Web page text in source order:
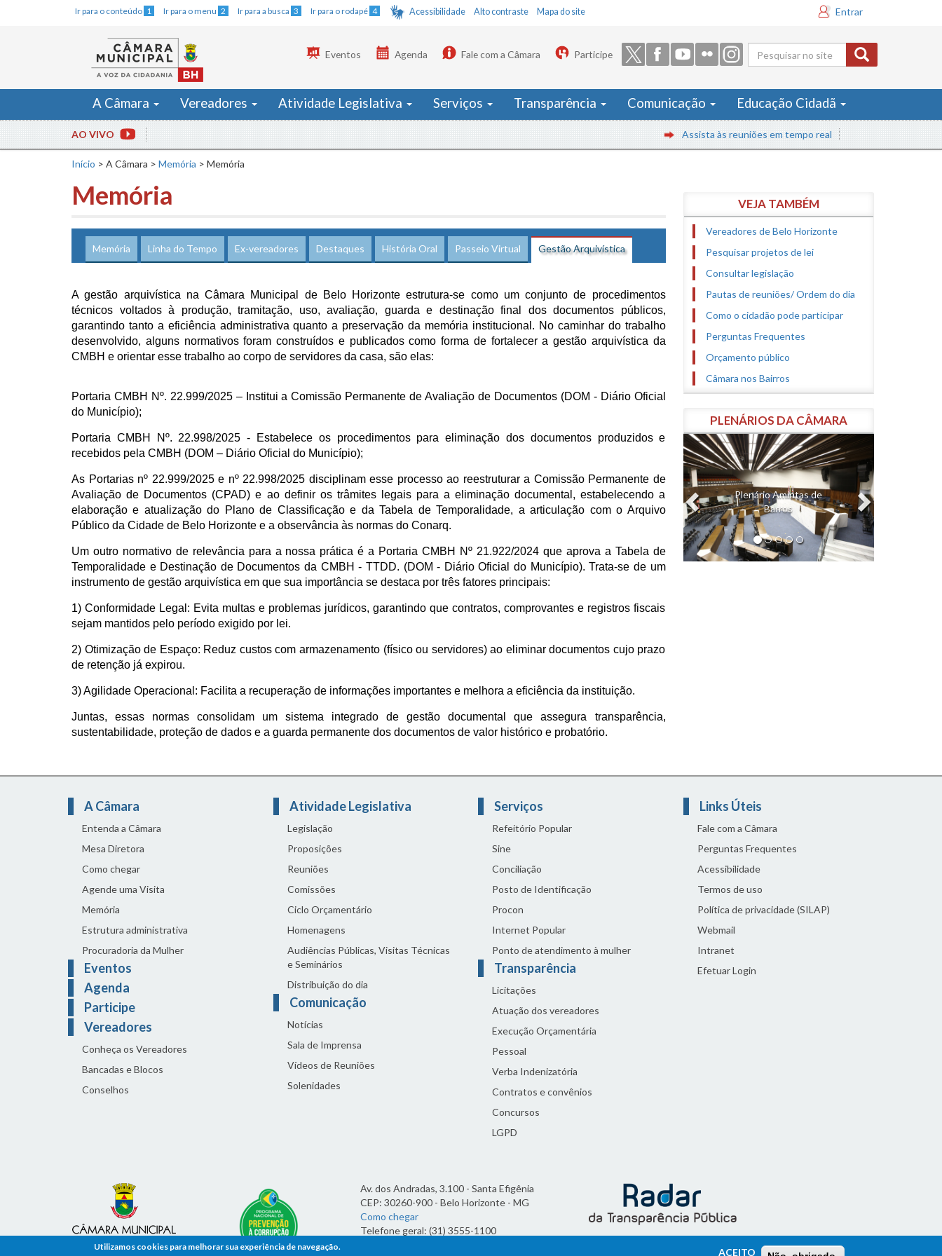
Ir para o conteúdo 1 Ir para o menu 2 Ir para a busca 3 Ir para o rodapé 4 Acessibilidade Alto contraste Mapa do site Entrar
Formulário
de busca
Eventos Agenda Fale com a Câmara Participe
A Câmara Vereadores Atividade Legislativa Serviços Transparência Comunicação Educação Cidadã
AO VIVO Assista às reuniões em tempo real
Início > A Câmara > Memória > Memória
Memória
Memória Linha do Tempo Ex-vereadores Destaques História Oral Passeio Virtual Gestão Arquivística
A gestão arquivística na Câmara Municipal de Belo Horizonte estrutura-se como um conjunto de procedimentos
técnicos voltados à produção, tramitação, uso, avaliação, guarda e destinação final dos documentos públicos,
garantindo tanto a eficiência administrativa quanto a preservação da memória institucional. No caminhar do trabalho
desenvolvido, alguns normativos foram construídos e publicados como forma de fortalecer a gestão arquivística da
CMBH e orientar esse trabalho ao corpo de servidores da casa, são elas:
Portaria CMBH Nº. 22.999/2025 – Institui a Comissão Permanente de Avaliação de Documentos (DOM - Diário Oficial
do Município);
Portaria CMBH Nº. 22.998/2025 - Estabelece os procedimentos para eliminação dos documentos produzidos e
recebidos pela CMBH (DOM – Diário Oficial do Município);
As Portarias nº 22.999/2025 e nº 22.998/2025 disciplinam esse processo ao reestruturar a Comissão Permanente de
Avaliação de Documentos (CPAD) e ao definir os trâmites legais para a eliminação documental, estabelecendo a
elaboração e atualização do Plano de Classificação e da Tabela de Temporalidade, a articulação com o Arquivo
Público da Cidade de Belo Horizonte e a observância às normas do Conarq.
Um outro normativo de relevância para a nossa prática é a Portaria CMBH Nº 21.922/2024 que aprova a Tabela de
Temporalidade e Destinação de Documentos da CMBH - TTDD. (DOM - Diário Oficial do Município). Trata-se de um
instrumento de gestão arquivística em que sua importância se destaca por três fatores principais:
1) Conformidade Legal: Evita multas e problemas jurídicos, garantindo que contratos, comprovantes e registros fiscais
sejam mantidos pelo período exigido por lei.
2) Otimização de Espaço: Reduz custos com armazenamento (físico ou servidores) ao eliminar documentos cujo prazo
de retenção já expirou.
3) Agilidade Operacional: Facilita a recuperação de informações importantes e melhora a eficiência da instituição.
Juntas, essas normas consolidam um sistema integrado de gestão documental que assegura transparência,
sustentabilidade, proteção de dados e a guarda permanente dos documentos de valor histórico e probatório.
VEJA TAMBÉM
Vereadores de Belo Horizonte
Pesquisar projetos de lei
Consultar legislação
Pautas de reuniões/ Ordem do dia
Como o cidadão pode participar
Perguntas Frequentes
Orçamento público
Câmara nos Bairros
PLENÁRIOS DA CÂMARA
Plenário Amintas de
Barros
Anterior
A Câmara
Entenda a Câmara
Mesa Diretora
Como chegar
Agende uma Visita
Memória
Estrutura administrativa
Procuradoria da Mulher
Eventos
Agenda
Participe
Vereadores
Conheça os Vereadores
Bancadas e Blocos
Conselhos
Atividade Legislativa
Legislação
Proposições
Reuniões
Comissões
Ciclo Orçamentário
Homenagens
Audiências Públicas, Visitas Técnicas
e Seminários
Distribuição do dia
Comunicação
Notícias
Sala de Imprensa
Vídeos de Reuniões
Solenidades
Serviços
Refeitório Popular
Sine
Conciliação
Posto de Identificação
Procon
Internet Popular
Ponto de atendimento à mulher
Transparência
Licitações
Atuação dos vereadores
Execução Orçamentária
Pessoal
Verba Indenizatória
Contratos e convênios
Concursos
LGPD
Links Úteis
Fale com a Câmara
Perguntas Frequentes
Acessibilidade
Termos de uso
Política de privacidade (SILAP)
Webmail
Intranet
Efetuar Login
Av. dos Andradas, 3.100 - Santa Efigênia
CEP: 30260-900 - Belo Horizonte - MG
Como chegar
Telefone geral: (31) 3555-1100
Utilizamos cookies para melhorar sua experiência de navegação. ACEITO